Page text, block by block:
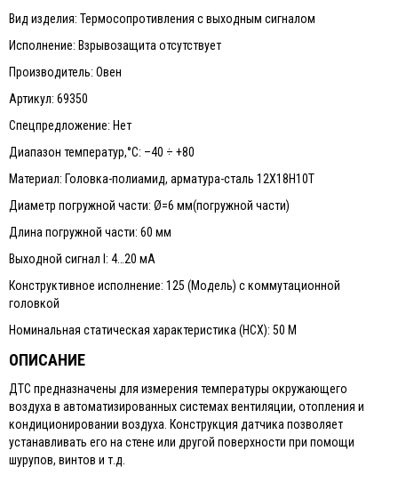
Вид изделия: Термосопротивления с выходным сигналом
Исполнение: Взрывозащита отсутствует
Производитель: Овен
Артикул: 69350
Спецпредложение: Нет
Диапазон температур,°С: –40 ÷ +80
Материал: Головка-полиамид, арматура-сталь 12Х18Н10Т
Диаметр погружной части: Ø=6 мм(погружной части)
Длина погружной части: 60 мм
Выходной сигнал I: 4…20 мА
Конструктивное исполнение: 125 (Модель) с коммутационной
головкой
Номинальная статическая характеристика (НСХ): 50 М
ОПИСАНИЕ
ДТС предназначены для измерения температуры окружающего
воздуха в автоматизированных системах вентиляции, отопления и
кондиционировании воздуха. Конструкция датчика позволяет
устанавливать его на стене или другой поверхности при помощи
шурупов, винтов и т.д.